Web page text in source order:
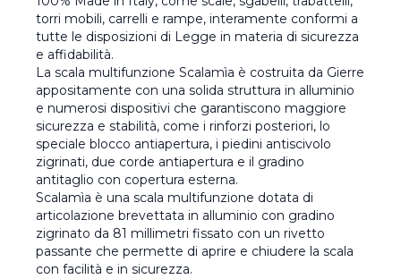
torri mobili, carrelli e rampe, interamente conformi a
tutte le disposizioni di Legge in materia di sicurezza
e affidabilità.
La scala multifunzione Scalamìa è costruita da Gierre
appositamente con una solida struttura in alluminio
e numerosi dispositivi che garantiscono maggiore
sicurezza e stabilità, come i rinforzi posteriori, lo
speciale blocco antiapertura, i piedini antiscivolo
zigrinati, due corde antiapertura e il gradino
antitaglio con copertura esterna.
Scalamìa è una scala multifunzione dotata di
articolazione brevettata in alluminio con gradino
zigrinato da 81 millimetri fissato con un rivetto
passante che permette di aprire e chiudere la scala
con facilità e in sicurezza.